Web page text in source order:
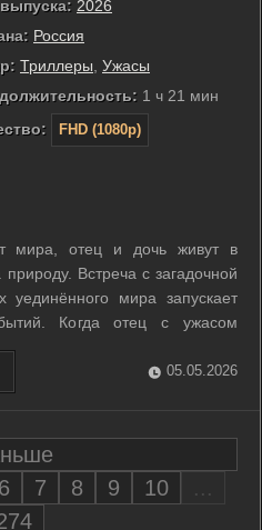
2026
Россия
Триллеры Ужасы
1 ч 21 мин
FHD (1080p)
мира, отец и дочь живут в
Встреча с загадочной
уединённого мира запускает
Когда отец с ужасом
не простая женщина, а
в осаде теней. Но
когда дочь ...
05.05.2026
6 7 8 9 10
...